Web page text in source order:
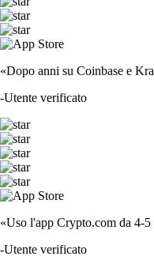
«Dopo anni su Coinbase e
-Utente verificato
«Uso l'app Crypto.com da 4-
-Utente verificato